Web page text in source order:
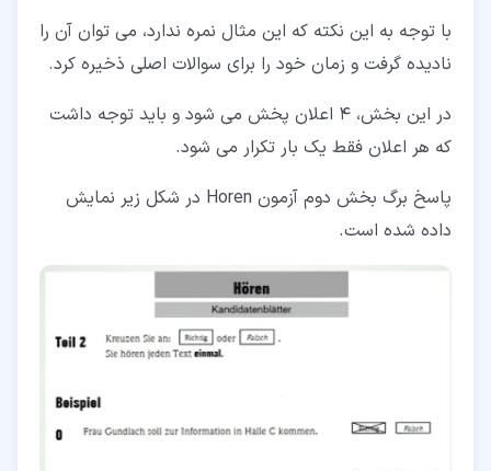
با توجه به این نکته که این مثال نمره ندارد، می توان آن را
نادیده گرفت و زمان خود را برای سوالات اصلی ذخیره کرد.
در این بخش، 4 اعلان پخش می شود و باید توجه داشت
که هر اعلان فقط یک بار تکرار می شود.
پاسخ برگ بخش دوم آزمون Horen در شکل زیر نمایش
داده شده است.